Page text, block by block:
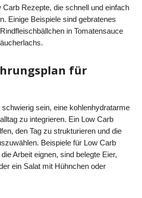
Carb Rezepte, die schnell und einfach
Einige Beispiele sind gebratenes
in Tomatensauce
für
sein, eine kohlenhydratarme
zu integrieren. Ein Low Carb
den Tag zu strukturieren und die
Beispiele für Low Carb
Arbeit eignen, sind belegte Eier,
ein Salat mit Hühnchen oder